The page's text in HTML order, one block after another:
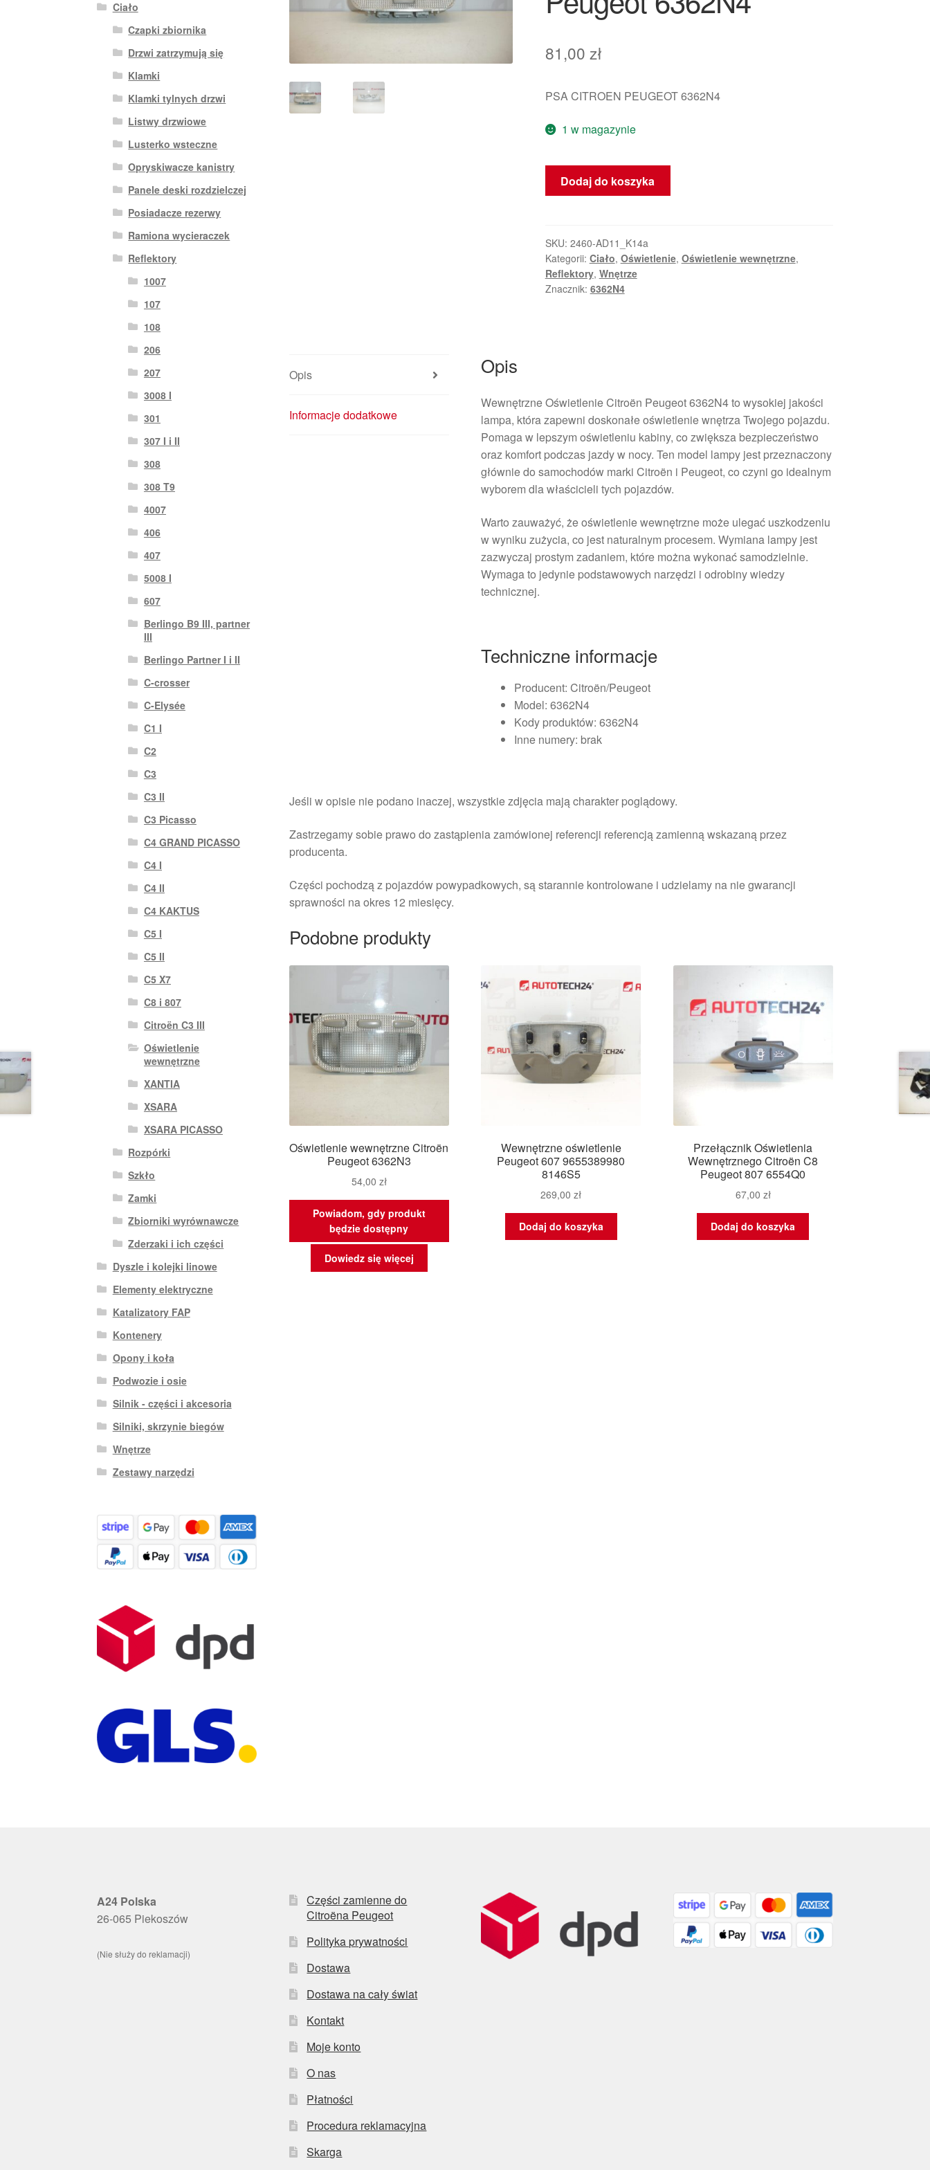
81,00 zł
PSA CITROEN PEUGEOT 6362N4
1 w magazynie
ilość
Oświetlenie
Peugeot
6362N4
Dodaj do koszyka
SKU: 2460-AD11_K14a
Kategorii: Ciało, Oświetlenie, Oświetlenie wewnętrzne,
Reflektory, Wnętrze
Znacznik: 6362N4
Opis
Informacje dodatkowe
Opis
Wewnętrzne Oświetlenie Citroën Peugeot 6362N4 to wysokiej jakości
lampa, która zapewni doskonałe oświetlenie wnętrza Twojego pojazdu.
Pomaga w lepszym oświetleniu kabiny, co zwiększa bezpieczeństwo
oraz komfort podczas jazdy w nocy. Ten model lampy jest przeznaczony
głównie do samochodów marki Citroën i Peugeot, co czyni go idealnym
wyborem dla właścicieli tych pojazdów.
Warto zauważyć, że oświetlenie wewnętrzne może ulegać uszkodzeniu
w wyniku zużycia, co jest naturalnym procesem. Wymiana lampy jest
zazwyczaj prostym zadaniem, które można wykonać samodzielnie.
Wymaga to jedynie podstawowych narzędzi i odrobiny wiedzy
technicznej.
Techniczne informacje
Producent: Citroën/Peugeot
Model: 6362N4
Kody produktów: 6362N4
Inne numery: brak
Jeśli w opisie nie podano inaczej, wszystkie zdjęcia mają charakter poglądowy.
Zastrzegamy sobie prawo do zastąpienia zamówionej referencji referencją zamienną wskazaną przez
producenta.
Części pochodzą z pojazdów powypadkowych, są starannie kontrolowane i udzielamy na nie gwarancji
sprawności na okres 12 miesięcy.
Podobne produkty
Oświetlenie wewnętrzne Citroën
Peugeot 6362N3
54,00 zł
Powiadom, gdy produkt
będzie dostępny
Dowiedz się więcej
Wewnętrzne oświetlenie
Peugeot 607 9655389980
8146S5
269,00zł
Dodaj do koszyka
Przełącznik Oświetlenia
Wewnętrznego Citroën C8
Peugeot 807 6554Q0
67,00 zł
Dodaj do koszyka
Ciało
Czapki zbiornika
Drzwi zatrzymują się
Klamki
Klamki tylnych drzwi
Listwy drzwiowe
Lusterko wsteczne
Opryskiwacze kanistry
Panele deski rozdzielczej
Posiadacze rezerwy
Ramiona wycieraczek
Reflektory
1007
107
108
206
207
3008 I
301
307 I i II
308
308 T9
4007
406
407
5008 I
607
Berlingo B9 III, partner
III
Berlingo Partner I i II
C-crosser
C-Elysée
C1 I
C2
C3
C3 II
C3 Picasso
C4 GRAND PICASSO
C4 I
C4 II
C4 KAKTUS
C5 I
C5 II
C5 X7
C8 i 807
Citroën C3 III
Oświetlenie
wewnętrzne
XANTIA
XSARA
XSARA PICASSO
Rozpórki
Szkło
Zamki
Zbiorniki wyrównawcze
Zderzaki i ich części
Dyszle i kolejki linowe
Elementy elektryczne
Katalizatory FAP
Kontenery
Opony i koła
Podwozie i osie
Silnik - części i akcesoria
Silniki, skrzynie biegów
Wnętrze
Zestawy narzędzi
A24 Polska
26-065 Piekoszów
(Nie służy do reklamacji)
Części zamienne do
Citroëna Peugeot
Polityka prywatności
Dostawa
Dostawa na cały świat
Kontakt
Moje konto
O nas
Płatności
Procedura reklamacyjna
Skarga